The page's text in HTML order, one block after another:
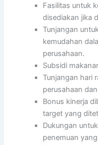
Fasilitas untuk
disediakan jika
Tunjangan
kemudahan
perusahaan.
Subsidi
Tunjangan hari
perusahaan
Bonus kinerja
target yang
Dukungan
penemuan